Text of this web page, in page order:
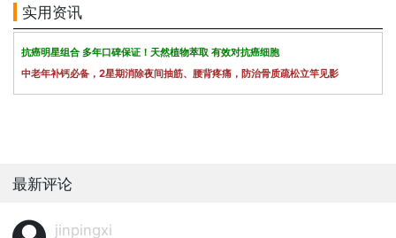
实用资讯
抗癌明星组合 多年口碑保证！天然植物萃取 有效对抗癌细胞
中老年补钙必备，2星期消除夜间抽筋、腰背疼痛，防治骨质疏松立竿见影
最新评论
jinpingxi